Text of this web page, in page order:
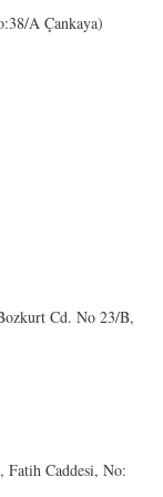
A Çankaya)
Cd. No 23/B,
Fatih Caddesi, No: